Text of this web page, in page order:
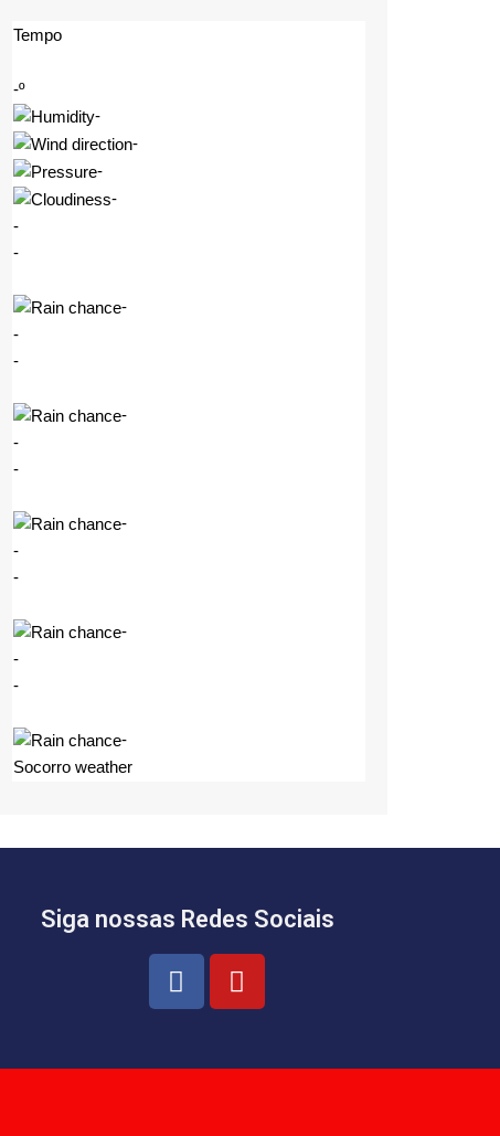
Tempo
-º
-
-
-
-
-
-
-
-
-
-
-
-
-
-
-
-
-
-
-
Socorro weather
Siga nossas Redes Sociais